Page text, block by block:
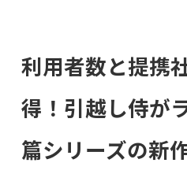
利用者数と提携
得！引越し侍が
篇シリーズの新